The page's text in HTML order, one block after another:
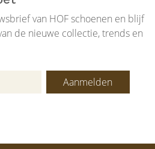
van HOF schoenen en blijf
de nieuwe collectie, trends en
Aanmelden